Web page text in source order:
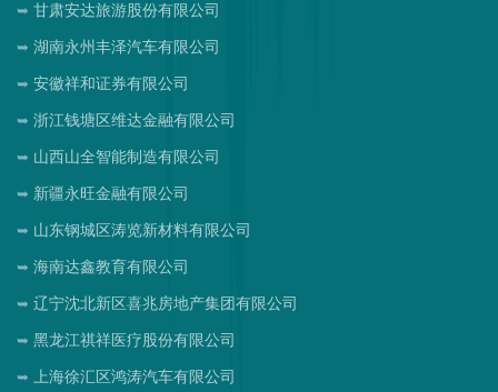
甘肃安达旅游股份有限公司
湖南永州丰泽汽车有限公司
安徽祥和证券有限公司
浙江钱塘区维达金融有限公司
山西山全智能制造有限公司
新疆永旺金融有限公司
山东钢城区涛览新材料有限公司
海南达鑫教育有限公司
辽宁沈北新区喜兆房地产集团有限公司
黑龙江祺祥医疗股份有限公司
上海徐汇区鸿涛汽车有限公司